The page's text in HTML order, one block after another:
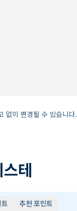
없이 변경될 수 있습니다.
테
추천 포인트